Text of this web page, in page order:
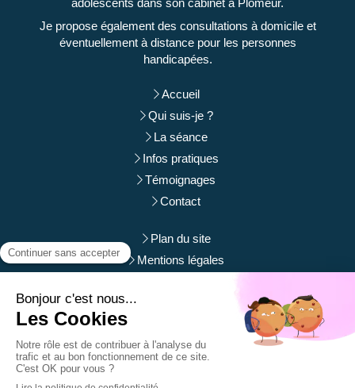
adolescents dans son cabinet à Plomeur.
Je propose également des consultations à domicile et
éventuellement à distance pour les personnes
handicapées.
Accueil
Qui suis-je ?
La séance
Infos pratiques
Témoignages
Contact
Plan du site
Mentions légales
DuLundiauSamedi et de 14hà
Prendre rendez-vous